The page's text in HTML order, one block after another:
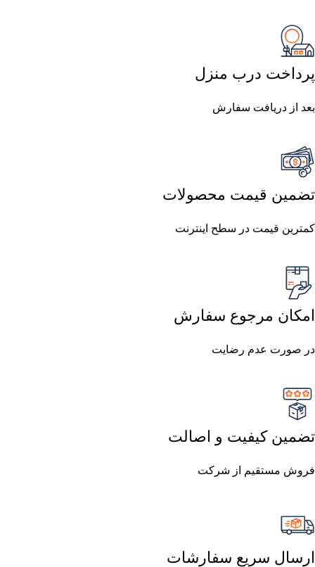
پرداخت درب منزل
بعد از دریافت سفارش
تضمین قیمت محصولات
کمترین قیمت در سطح اینترنت
امکان مرجوع سفارش
در صورت عدم رضایت
تضمین کیفیت و اصالت
فروش مستقیم از شرکت
ارسال سریع سفارشات